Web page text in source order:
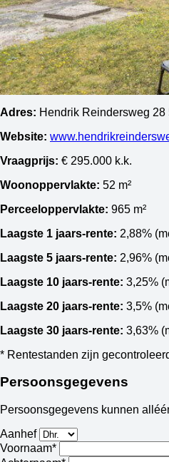
Adres: Hendrik Reindersweg 28
Website:
Vraagprijs: € 295.000 k.k.
Woonoppervlakte: 52 m²
Perceeloppervlakte: 965 m²
Laagste 1 jaars-rente: 2,88%
Laagste 5 jaars-rente: 2,96%
Laagste 10 jaars-rente: 3,25%
Laagste 20 jaars-rente: 3,5%
Laagste 30 jaars-rente: 3,63%
* Rentestanden zijn
Persoonsgegevens
Persoonsgegevens kunnen
Aanhef
Voornaam*